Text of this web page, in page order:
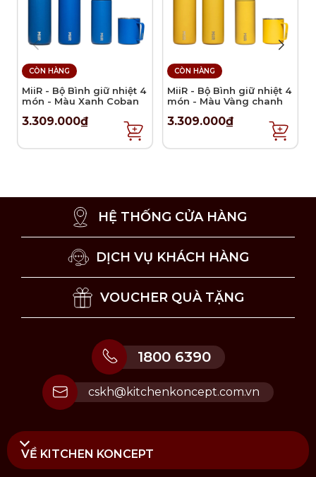
CÒN HÀNG
MiiR - Bộ Bình giữ nhiệt 4
món - Màu Xanh Coban
3.309.000₫
CÒN HÀNG
MiiR - Bộ Bình giữ nhiệt 4
món - Màu Vàng chanh
3.309.000₫
HỆ THỐNG CỬA HÀNG
DỊCH VỤ KHÁCH HÀNG
VOUCHER QUÀ TẶNG
1800 6390
cskh@kitchenkoncept.com.vn
VỀ KITCHEN KONCEPT